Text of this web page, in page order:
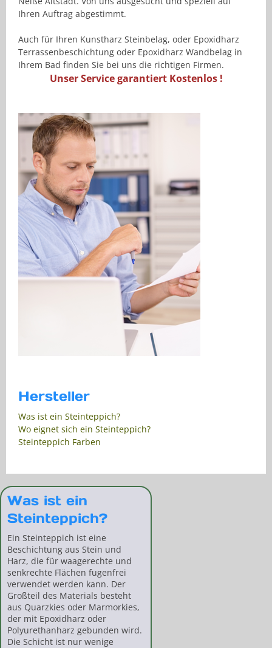
Ihren Auftrag abgestimmt.
Auch für Ihren Kunstharz Steinbelag, oder Epoxidharz
Terrassenbeschichtung oder Epoxidharz Wandbelag in
Ihrem Bad finden Sie bei uns die richtigen Firmen.
Unser Service garantiert Kostenlos !
Hersteller
Was ist ein Steinteppich?
Wo eignet sich ein Steinteppich?
Steinteppich Farben
Was ist ein
Steinteppich?
Ein Steinteppich ist eine
Beschichtung aus Stein und
Harz, die für waagerechte und
senkrechte Flächen fugenfrei
verwendet werden kann. Der
Großteil des Materials besteht
aus Quarzkies oder Marmorkies,
der mit Epoxidharz oder
Polyurethanharz gebunden wird.
Die Schicht ist nur wenige